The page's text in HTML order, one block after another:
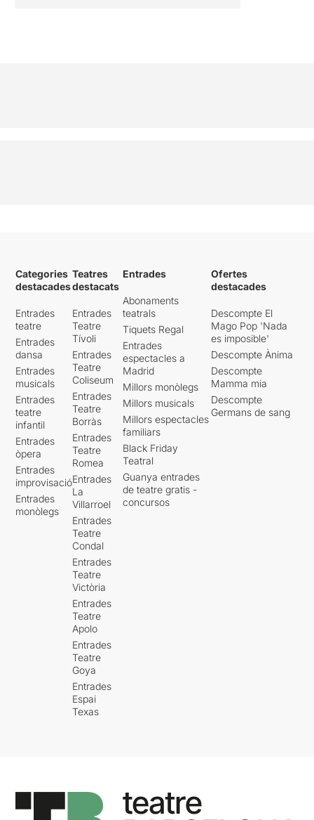
Categories
destacades
Entrades
teatre
Entrades
dansa
Entrades
musicals
Entrades
teatre
infantil
Entrades
òpera
Entrades
improvisació
Entrades
monòlegs
Teatres
destacats
Entrades
Teatre
Tívoli
Entrades
Teatre
Coliseum
Entrades
Teatre
Borràs
Entrades
Teatre
Romea
Entrades
La
Villarroel
Entrades
Teatre
Condal
Entrades
Teatre
Victòria
Entrades
Teatre
Apolo
Entrades
Teatre
Goya
Entrades
Espai
Texas
Entrades
Abonaments
teatrals
Tiquets Regal
Entrades
espectacles a
Madrid
Millors monòlegs
Millors musicals
Millors espectacles
familiars
Black Friday
Teatral
Guanya entrades
de teatre gratis -
concursos
Ofertes
destacades
Descompte El
Mago Pop 'Nada
es imposible'
Descompte Ànima
Descompte
Mamma mia
Descompte
Germans de sang